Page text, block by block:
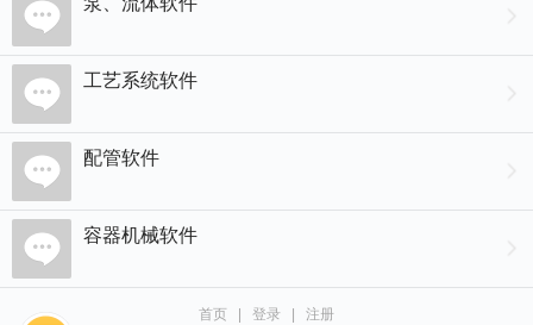
工艺系统软件
配管软件
容器机械软件
首页 登录 注册